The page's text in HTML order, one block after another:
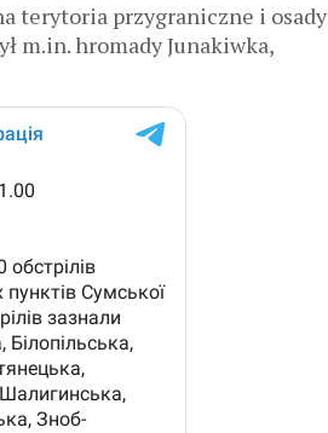
terytoria przygraniczne i osady
m.in. hromady Junakiwka,